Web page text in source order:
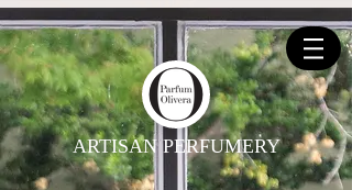
ARTISAN PERFUMERY